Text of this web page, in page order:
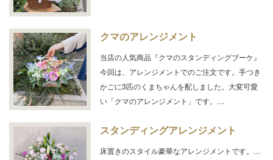
クマのアレンジメント
当店の人気商品『クマのスタンディングブーケ』
今回は、アレンジメントでのご注文です。手つき
かごに3匹のくまちゃんを配しました。大変可愛
い「クマのアレンジメント」です。…
スタンディングアレンジメント
床置きのスタイル豪華なアレンジメントです。…